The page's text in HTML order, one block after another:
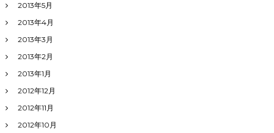
2013年5月
2013年4月
2013年3月
2013年2月
2013年1月
2012年12月
2012年11月
2012年10月